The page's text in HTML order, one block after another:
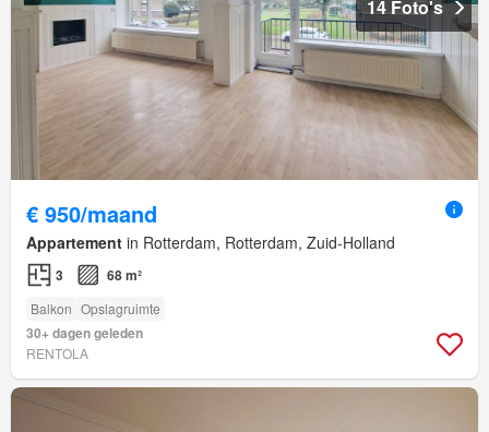
14 Foto's
€ 950/maand
Appartement in Rotterdam, Rotterdam, Zuid-Holland
3 68 m²
Balkon Opslagruimte
30+ dagen geleden
RENTOLA